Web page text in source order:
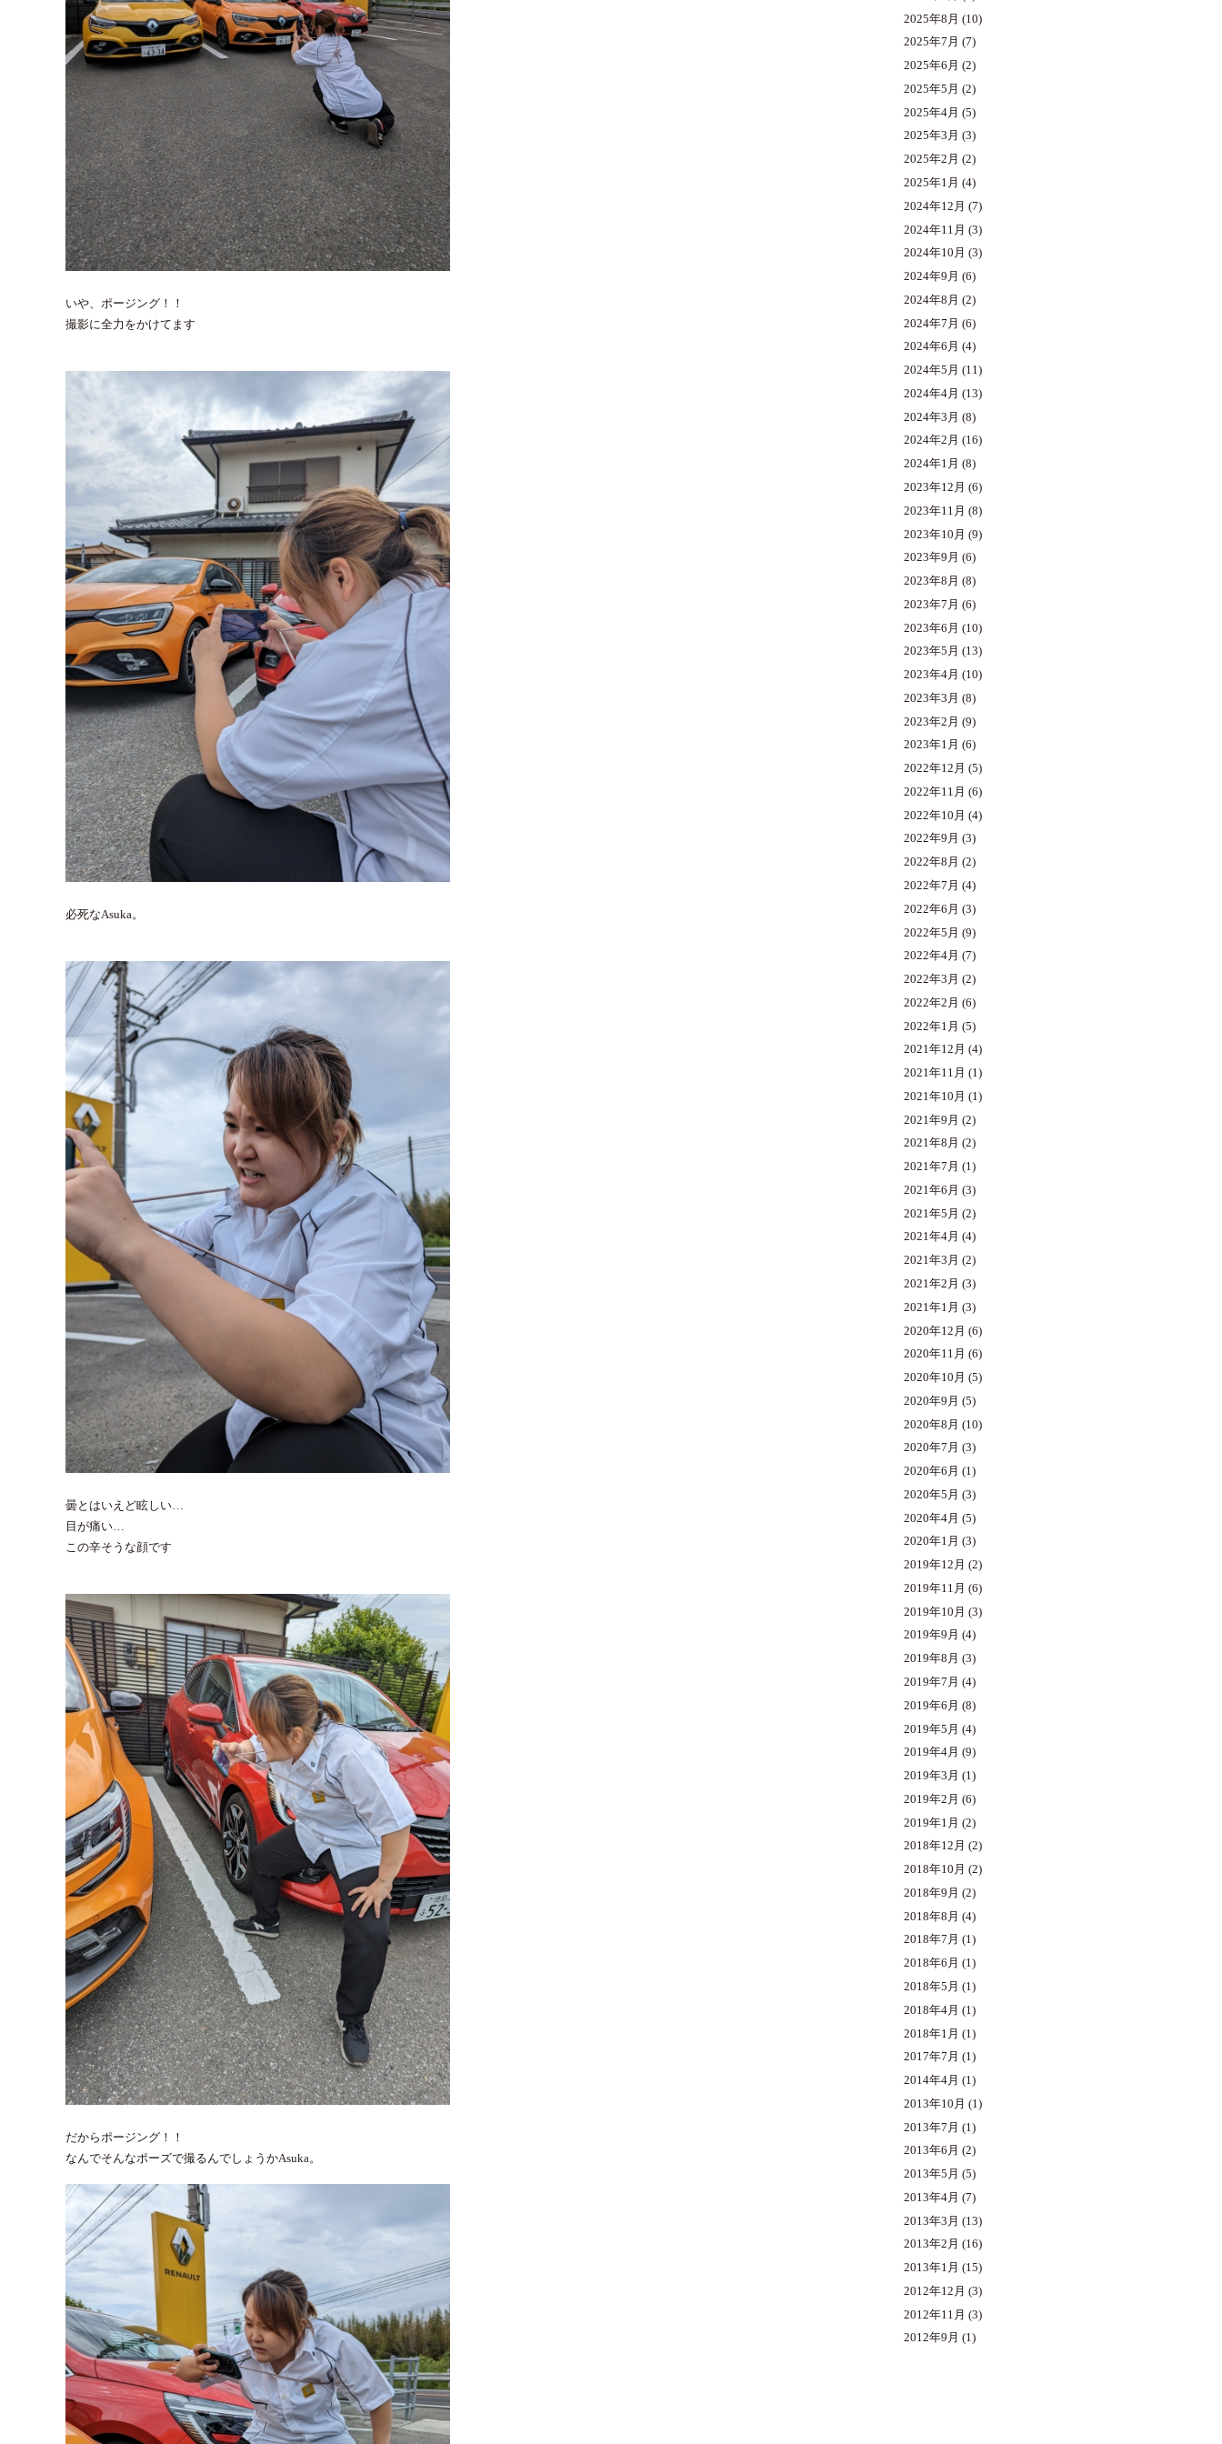
いや、ポージング！！
撮影に全力をかけてます
必死なAsuka。
曇とはいえど眩しい…
目が痛い…
この辛そうな顔です
だからポージング！！
なんでそんなポーズで撮るんでしょうかAsuka。
2025年8月 (10)
2025年7月 (7)
2025年6月 (2)
2025年5月 (2)
2025年4月 (5)
2025年3月 (3)
2025年2月 (2)
2025年1月 (4)
2024年12月 (7)
2024年11月 (3)
2024年10月 (3)
2024年9月 (6)
2024年8月 (2)
2024年7月 (6)
2024年6月 (4)
2024年5月 (11)
2024年4月 (13)
2024年3月 (8)
2024年2月 (16)
2024年1月 (8)
2023年12月 (6)
2023年11月 (8)
2023年10月 (9)
2023年9月 (6)
2023年8月 (8)
2023年7月 (6)
2023年6月 (10)
2023年5月 (13)
2023年4月 (10)
2023年3月 (8)
2023年2月 (9)
2023年1月 (6)
2022年12月 (5)
2022年11月 (6)
2022年10月 (4)
2022年9月 (3)
2022年8月 (2)
2022年7月 (4)
2022年6月 (3)
2022年5月 (9)
2022年4月 (7)
2022年3月 (2)
2022年2月 (6)
2022年1月 (5)
2021年12月 (4)
2021年11月 (1)
2021年10月 (1)
2021年9月 (2)
2021年8月 (2)
2021年7月 (1)
2021年6月 (3)
2021年5月 (2)
2021年4月 (4)
2021年3月 (2)
2021年2月 (3)
2021年1月 (3)
2020年12月 (6)
2020年11月 (6)
2020年10月 (5)
2020年9月 (5)
2020年8月 (10)
2020年7月 (3)
2020年6月 (1)
2020年5月 (3)
2020年4月 (5)
2020年1月 (3)
2019年12月 (2)
2019年11月 (6)
2019年10月 (3)
2019年9月 (4)
2019年8月 (3)
2019年7月 (4)
2019年6月 (8)
2019年5月 (4)
2019年4月 (9)
2019年3月 (1)
2019年2月 (6)
2019年1月 (2)
2018年12月 (2)
2018年10月 (2)
2018年9月 (2)
2018年8月 (4)
2018年7月 (1)
2018年6月 (1)
2018年5月 (1)
2018年4月 (1)
2018年1月 (1)
2017年7月 (1)
2014年4月 (1)
2013年10月 (1)
2013年7月 (1)
2013年6月 (2)
2013年5月 (5)
2013年4月 (7)
2013年3月 (13)
2013年2月 (16)
2013年1月 (15)
2012年12月 (3)
2012年11月 (3)
2012年9月 (1)